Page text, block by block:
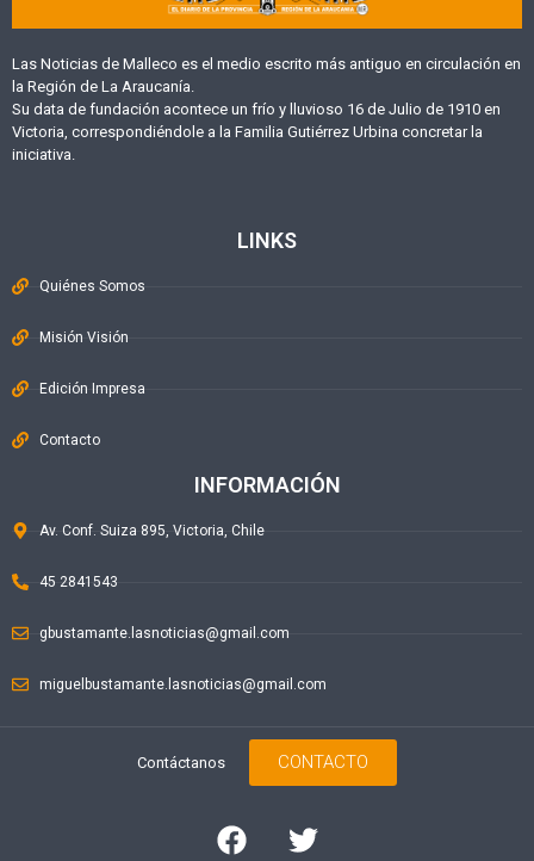
Las Noticias de Malleco es el medio escrito más antiguo en circulación en
la Región de La Araucanía.
Su data de fundación acontece un frío y lluvioso 16 de Julio de 1910 en
Victoria, correspondiéndole a la Familia Gutiérrez Urbina concretar la
iniciativa.
LINKS
Quiénes Somos
Misión Visión
Edición Impresa
Contacto
INFORMACIÓN
Av. Conf. Suiza 895, Victoria, Chile
45 2841543
gbustamante.lasnoticias@gmail.com
miguelbustamante.lasnoticias@gmail.com
Contáctanos CONTACTO